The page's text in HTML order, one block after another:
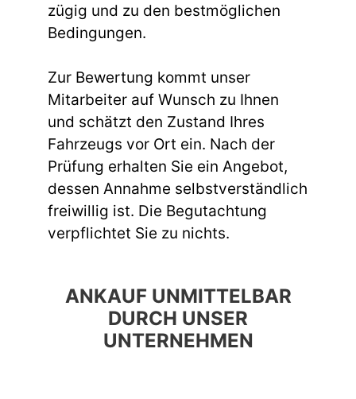
zügig und zu den bestmöglichen
Bedingungen.
Zur Bewertung kommt unser
Mitarbeiter auf Wunsch zu Ihnen
und schätzt den Zustand Ihres
Fahrzeugs vor Ort ein. Nach der
Prüfung erhalten Sie ein Angebot,
dessen Annahme selbstverständlich
freiwillig ist. Die Begutachtung
verpflichtet Sie zu nichts.
ANKAUF UNMITTELBAR
DURCH UNSER
UNTERNEHMEN